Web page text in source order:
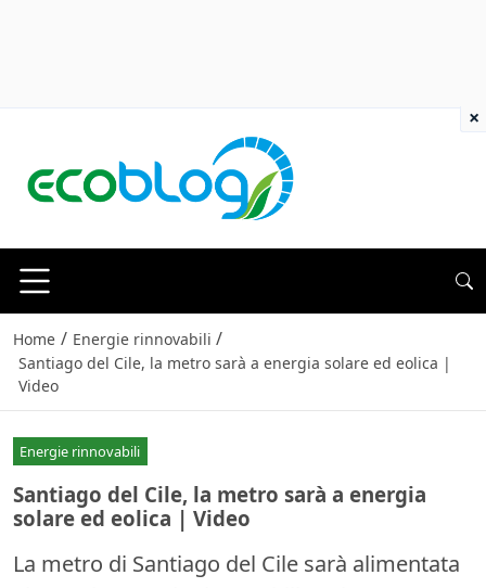
Home / Energie rinnovabili /
Santiago del Cile, la metro sarà a energia solare ed eolica |
Video
Energie rinnovabili
Santiago del Cile, la metro sarà a energia
solare ed eolica | Video
La metro di Santiago del Cile sarà alimentata
×